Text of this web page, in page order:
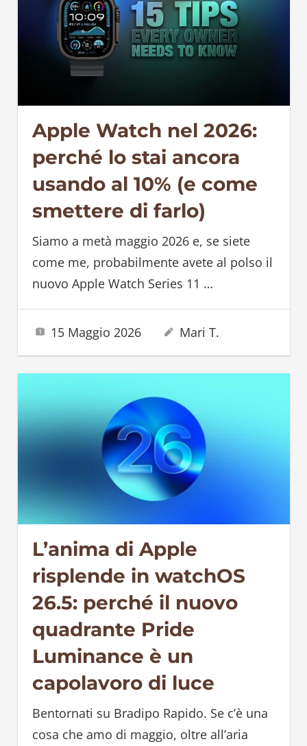
Apple Watch nel 2026:
perché lo stai ancora
usando al 10% (e come
smettere di farlo)
Siamo a metà maggio 2026 e, se siete
come me, probabilmente avete al polso il
nuovo Apple Watch Series 11 …
15 Maggio 2026 Mari T.
L’anima di Apple
risplende in watchOS
26.5: perché il nuovo
quadrante Pride
Luminance è un
capolavoro di luce
Bentornati su Bradipo Rapido. Se c’è una
cosa che amo di maggio, oltre all’aria